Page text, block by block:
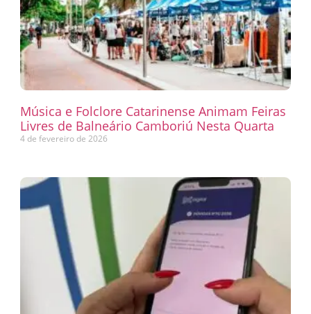
Música e Folclore Catarinense Animam Feiras
Livres de Balneário Camboriú Nesta Quarta
4 de fevereiro de 2026